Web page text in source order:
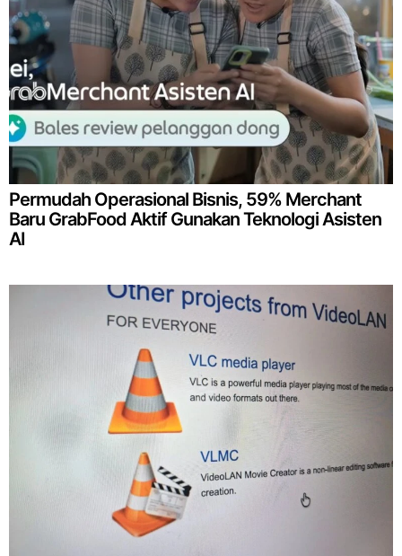
Permudah Operasional Bisnis, 59% Merchant
Baru GrabFood Aktif Gunakan Teknologi Asisten
AI